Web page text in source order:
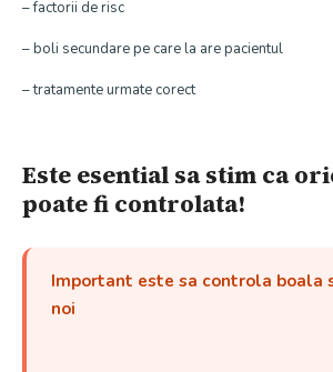
– factorii de risc
– boli secundare pe care la are pacientul
– tratamente urmate corect
Este esential sa stim ca
poate fi controlata!
Important este sa controla boala
noi